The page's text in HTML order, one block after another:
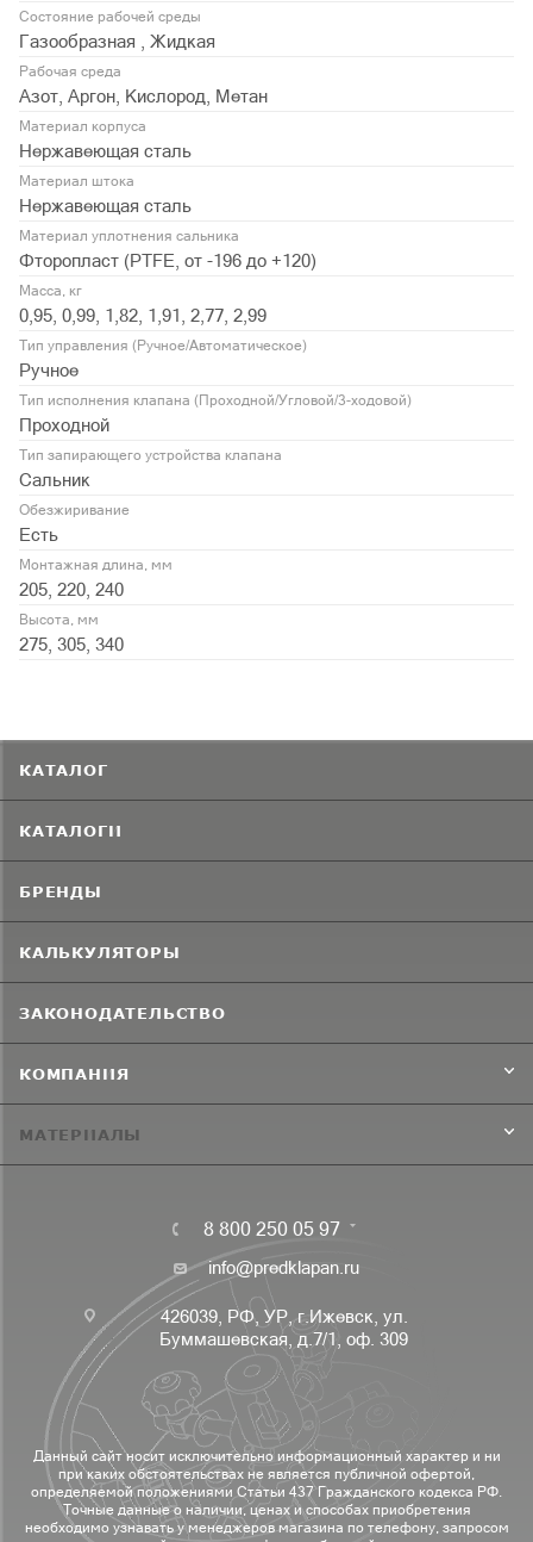
Состояние рабочей среды
Газообразная , Жидкая
Рабочая среда
Азот, Аргон, Кислород, Метан
Материал корпуса
Нержавеющая сталь
Материал штока
Нержавеющая сталь
Материал уплотнения сальника
Фторопласт (PTFE, от -196 до +120)
Масса, кг
0,95, 0,99, 1,82, 1,91, 2,77, 2,99
Тип управления (Ручное/Автоматическое)
Ручное
Тип исполнения клапана (Проходной/Угловой/3-ходовой)
Проходной
Тип запирающего устройства клапана
Сальник
Обезжиривание
Есть
Монтажная длина, мм
205, 220, 240
Высота, мм
275, 305, 340
КАТАЛОГ
КАТАЛОГИ
БРЕНДЫ
КАЛЬКУЛЯТОРЫ
ЗАКОНОДАТЕЛЬСТВО
КОМПАНИЯ
МАТЕРИАЛЫ
8 800 250 05 97
info@predklapan.ru
426039, РФ, УР, г.Ижевск, ул.
Буммашевская, д.7/1, оф. 309
Данный сайт носит исключительно информационный характер и ни
при каких обстоятельствах не является публичной офертой,
определяемой положениями Статьи 437 Гражданского кодекса РФ.
Точные данные о наличии, ценах и способах приобретения
необходимо узнавать у менеджеров магазина по телефону, запросом